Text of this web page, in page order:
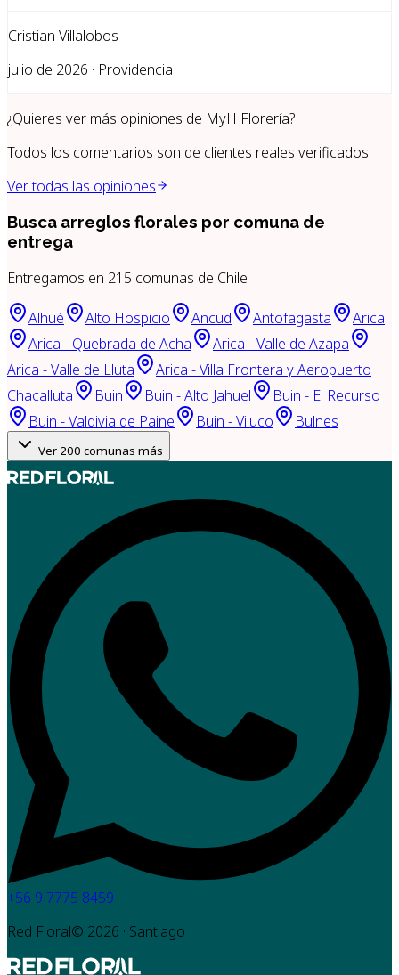
Cristian Villalobos
julio de 2026 · Providencia
¿Quieres ver más opiniones de MyH Florería?
Todos los comentarios son de clientes reales verificados.
Ver todas las opiniones
Busca arreglos florales por comuna de
entrega
Entregamos en 215 comunas de Chile
Alhué Alto Hospicio Ancud Antofagasta
Arica
Arica - Quebrada de Acha
Arica - Valle de Azapa
Arica - Valle de Lluta
Arica - Villa Frontera y Aeropuerto
Chacalluta
Buin Buin - Alto Jahuel
Buin - El Recurso
Buin - Valdivia de Paine
Buin - Viluco Bulnes
Ver 200 comunas más
+56 9 7775 8459
Red Floral© 2026 · Santiago